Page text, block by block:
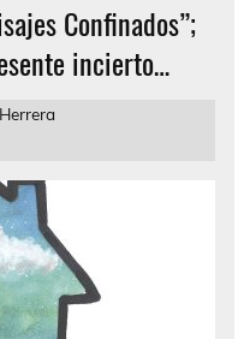
Confinados”;
incierto…